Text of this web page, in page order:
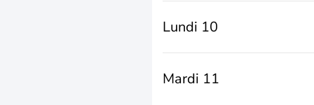
Lundi 10
Mardi 11